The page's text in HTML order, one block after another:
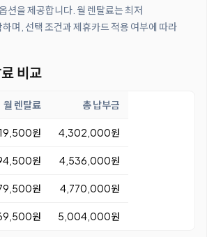
션을 제공합니다. 월 렌탈료는 최저
며, 선택 조건과 제휴카드 적용 여부에 따라
비교
월 렌탈료 총 납부금
원 4,302,000원
원 4,536,000원
원 4,770,000원
원 5,004,000원